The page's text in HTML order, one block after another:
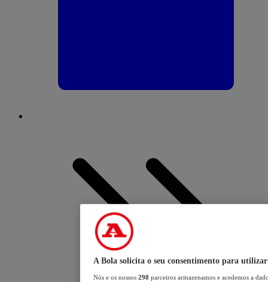
A Bola solicita o seu consentimento para utilizar
Nós e os nossos 298 parceiros armazenamos e acedemos a